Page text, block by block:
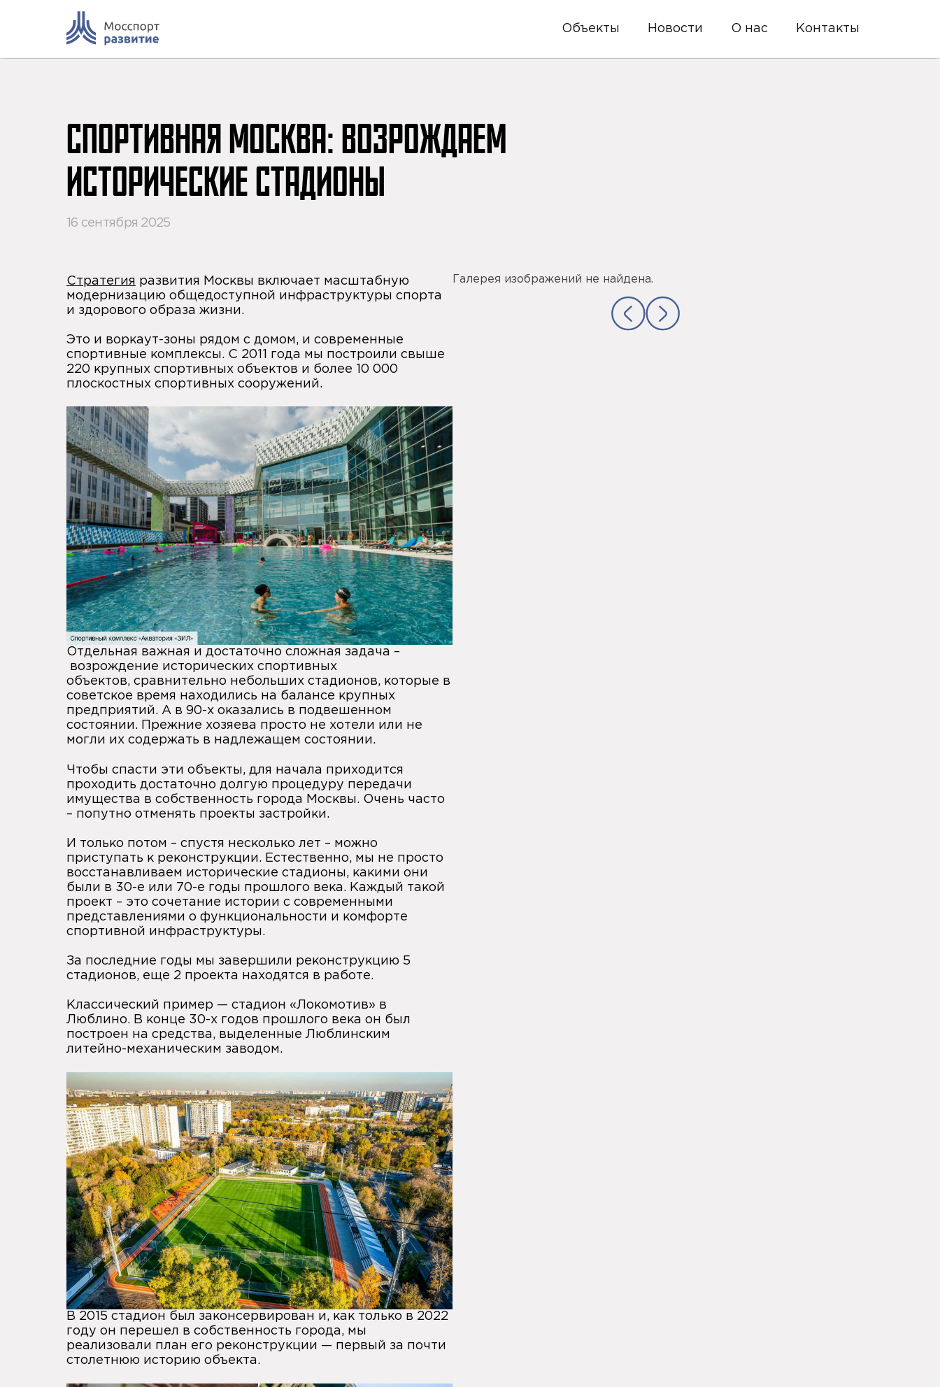
Объекты Новости О нас Контакты
СПОРТИВНАЯ МОСКВА: ВОЗРОЖДАЕМ
ИСТОРИЧЕСКИЕ СТАДИОНЫ
16 сентября 2025
Стратегия развития Москвы включает масштабную
модернизацию общедоступной инфраструктуры спорта
и здорового образа жизни.
Это и воркаут-зоны рядом с домом, и современные
спортивные комплексы. С 2011 года мы построили свыше
220 крупных спортивных объектов и более 10 000
плоскостных спортивных сооружений.
Отдельная важная и достаточно сложная задача –
возрождение исторических спортивных
объектов, сравнительно небольших стадионов, которые в
советское время находились на балансе крупных
предприятий. А в 90-х оказались в подвешенном
состоянии. Прежние хозяева просто не хотели или не
могли их содержать в надлежащем состоянии.
Чтобы спасти эти объекты, для начала приходится
проходить достаточно долгую процедуру передачи
имущества в собственность города Москвы. Очень часто
– попутно отменять проекты застройки.
И только потом – спустя несколько лет – можно
приступать к реконструкции. Естественно, мы не просто
восстанавливаем исторические стадионы, какими они
были в 30-е или 70-е годы прошлого века. Каждый такой
проект – это сочетание истории с современными
представлениями о функциональности и комфорте
спортивной инфраструктуры.
За последние годы мы завершили реконструкцию 5
стадионов, еще 2 проекта находятся в работе.
Классический пример — стадион «Локомотив» в
Люблино. В конце 30-х годов прошлого века он был
построен на средства, выделенные Люблинским
литейно-механическим заводом.
В 2015 стадион был законсервирован и, как только в 2022
году он перешел в собственность города, мы
реализовали план его реконструкции — первый за почти
столетнюю историю объекта.
Галерея изображений не найдена.